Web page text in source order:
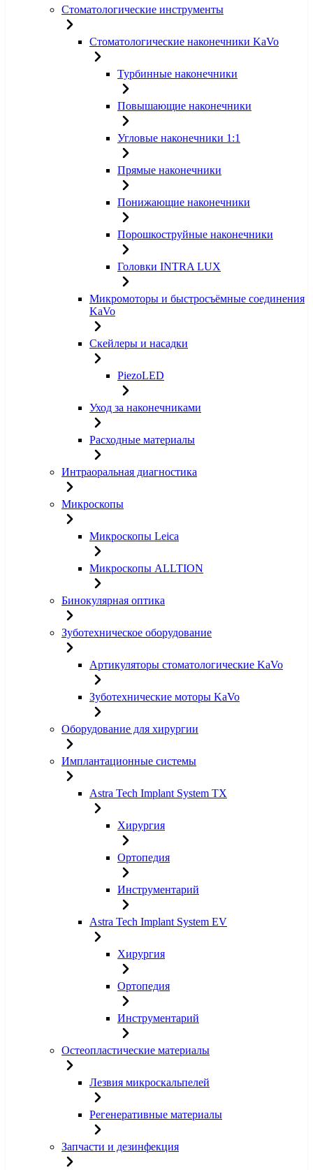
Стоматологические инструменты
Стоматологические наконечники KaVo
Турбинные наконечники
Повышающие наконечники
Угловые наконечники 1:1
Прямые наконечники
Понижающие наконечники
Порошкоструйные наконечники
Головки INTRA LUX
Микромоторы и быстросъёмные соединения
KaVo
Скейлеры и насадки
PiezoLED
Уход за наконечниками
Расходные материалы
Интраоральная диагностика
Микроскопы
Микроскопы Leica
Микроскопы ALLTION
Бинокулярная оптика
Зуботехническое оборудование
Артикуляторы стоматологические KaVo
Зуботехнические моторы KaVo
Оборудование для хирургии
Имплантационные системы
Astra Tech Implant System TX
Хирургия
Ортопедия
Инструментарий
Astra Tech Implant System EV
Хирургия
Ортопедия
Инструментарий
Остеопластические материалы
Лезвия микроскальпелей
Регенеративные материалы
Запчасти и дезинфекция